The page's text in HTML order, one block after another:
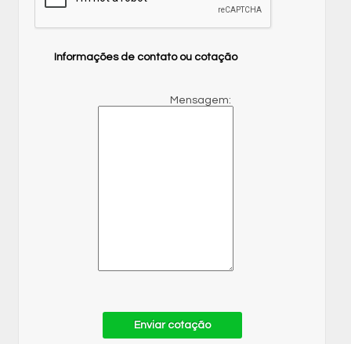
Informações de contato ou cotação
Mensagem:
Enviar cotação